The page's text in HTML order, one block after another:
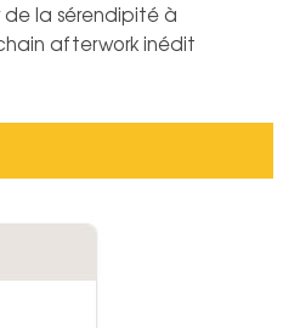
de la sérendipité à
afterwork inédit